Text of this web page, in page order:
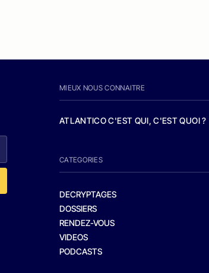
MIEUX NOUS CONNAITRE
ATLANTICO C'EST QUI, C'EST QUOI ?
CATEGORIES
DECRYPTAGES
DOSSIERS
RENDEZ-VOUS
VIDEOS
PODCASTS